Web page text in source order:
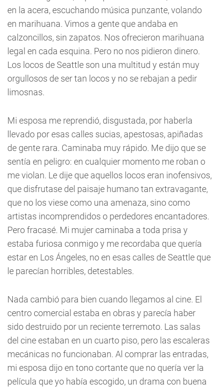
en la acera, escuchando música punzante, volando
en marihuana. Vimos a gente que andaba en
calzoncillos, sin zapatos. Nos ofrecieron marihuana
legal en cada esquina. Pero no nos pidieron dinero.
Los locos de Seattle son una multitud y están muy
orgullosos de ser tan locos y no se rebajan a pedir
limosnas.
Mi esposa me reprendió, disgustada, por haberla
llevado por esas calles sucias, apestosas, apiñadas
de gente rara. Caminaba muy rápido. Me dijo que se
sentía en peligro: en cualquier momento me roban o
me violan. Le dije que aquellos locos eran inofensivos,
que disfrutase del paisaje humano tan extravagante,
que no los viese como una amenaza, sino como
artistas incomprendidos o perdedores encantadores.
Pero fracasé. Mi mujer caminaba a toda prisa y
estaba furiosa conmigo y me recordaba que quería
estar en Los Ángeles, no en esas calles de Seattle que
le parecían horribles, detestables.
Nada cambió para bien cuando llegamos al cine. El
centro comercial estaba en obras y parecía haber
sido destruido por un reciente terremoto. Las salas
del cine estaban en un cuarto piso, pero las escaleras
mecánicas no funcionaban. Al comprar las entradas,
mi esposa dijo en tono cortante que no quería ver la
película que yo había escogido, un drama con buena